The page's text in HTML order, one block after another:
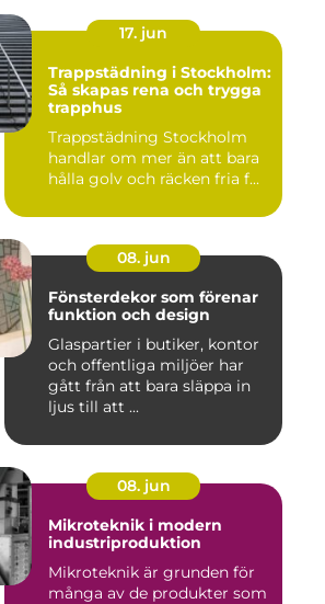
17. jun
Trappstädning i Stockholm:
Så skapas rena och trygga
trapphus
Trappstädning Stockholm
handlar om mer än att bara
hålla golv och räcken fria f...
08. jun
Fönsterdekor som förenar
funktion och design
Glaspartier i butiker, kontor
och offentliga miljöer har
gått från att bara släppa in
ljus till att ...
08. jun
Mikroteknik i modern
industriproduktion
Mikroteknik är grunden för
många av de produkter som